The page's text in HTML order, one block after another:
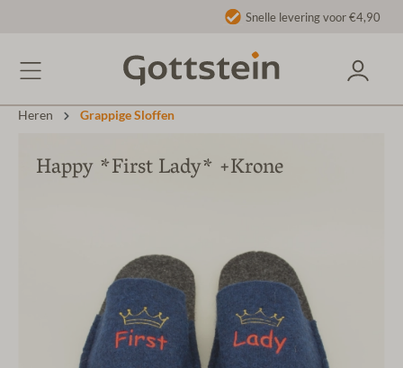
Snelle levering voor €4,90
Heren Grappige Sloffen
Happy *First Lady* +Krone